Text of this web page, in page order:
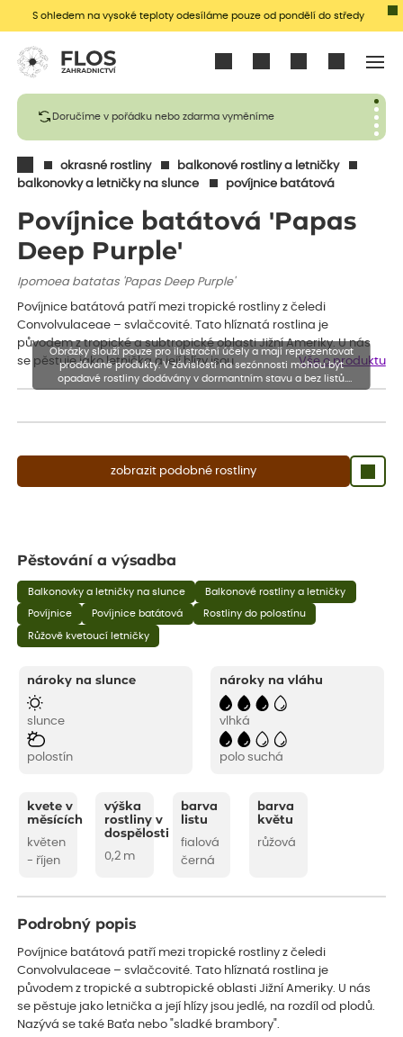
S ohledem na vysoké teploty odesíláme pouze od pondělí do středy
Doručíme v pořádku nebo zdarma vyměníme
okrasné rostliny
balkonové rostliny a letničky
balkonovky a letničky na slunce
povíjnice batátová
Povíjnice batátová 'Papas
Deep Purple'
Ipomoea batatas 'Papas Deep Purple'
Povíjnice batátová patří mezi tropické rostliny z čeledi
Convolvulaceae – svlačcovité. Tato hlíznatá rostlina je
původem z tropické a subtropické oblasti Jižní Ameriky. U nás
se pěstuje jako letnička a její hlízy jsou…
Vše o produktu
zobrazit podobné rostliny
Obrázky slouží pouze pro ilustrační účely a mají reprezentovat
prodávané produkty. V závislosti na sezónnosti mohou být
opadavé rostliny dodávány v dormantním stavu a bez listů.
Rostliny mohou být také sestřiženy níže, než je uvedená výška,
Pěstování a výsadba
Balkonovky a letničky na slunce Balkonové rostliny a letničky
Povíjnice Povíjnice batátová Rostliny do polostínu
Růžově kvetoucí letničky
nároky na slunce
slunce
polostín
nároky na vláhu
vlhká
polo suchá
kvete v
měsících
květen
- říjen
výška
rostliny v
dospělosti
0,2 m
barva
listu
fialová
černá
barva
květu
růžová
Podrobný popis
Povíjnice batátová patří mezi tropické rostliny z čeledi
Convolvulaceae – svlačcovité. Tato hlíznatá rostlina je
původem z tropické a subtropické oblasti Jižní Ameriky. U nás
se pěstuje jako letnička a její hlízy jsou jedlé, na rozdíl od plodů.
Nazývá se také Baťa nebo "sladké brambory".